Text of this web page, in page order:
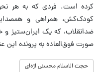
کرده است. فردی که به هر
کودک‌کش، همراهی و
ضدانقلاب، که یک ایران‌ستیز
صورت فوق‌العاده به پرونده این
حجت الاسلام محسنی اژه‌ای